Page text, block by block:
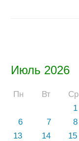
Июль 2026
Пн Вт Ср
1
6
7 8
13
14 15